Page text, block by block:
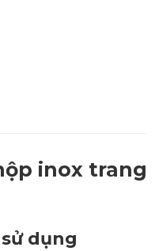
inox trang
dụng